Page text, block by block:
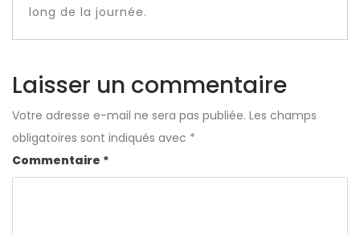
long de la journée.
Laisser un commentaire
Votre adresse e-mail ne sera pas publiée. Les champs
obligatoires sont indiqués avec *
Commentaire *